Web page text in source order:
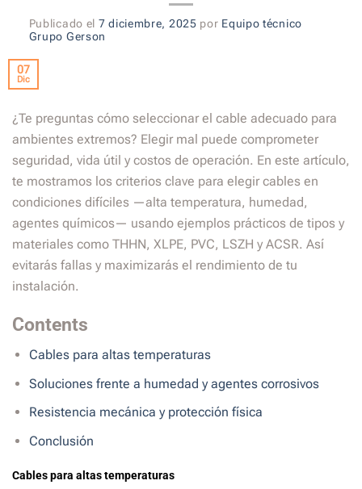
Publicado el 7 diciembre, 2025 por Equipo técnico
Grupo Gerson
07
Dic
¿Te preguntas cómo seleccionar el cable adecuado para
ambientes extremos? Elegir mal puede comprometer
seguridad, vida útil y costos de operación. En este artículo,
te mostramos los criterios clave para elegir cables en
condiciones difíciles —alta temperatura, humedad,
agentes químicos— usando ejemplos prácticos de tipos y
materiales como THHN, XLPE, PVC, LSZH y ACSR. Así
evitarás fallas y maximizarás el rendimiento de tu
instalación.
Contents
Cables para altas temperaturas
Soluciones frente a humedad y agentes corrosivos
Resistencia mecánica y protección física
Conclusión
Cables para altas temperaturas